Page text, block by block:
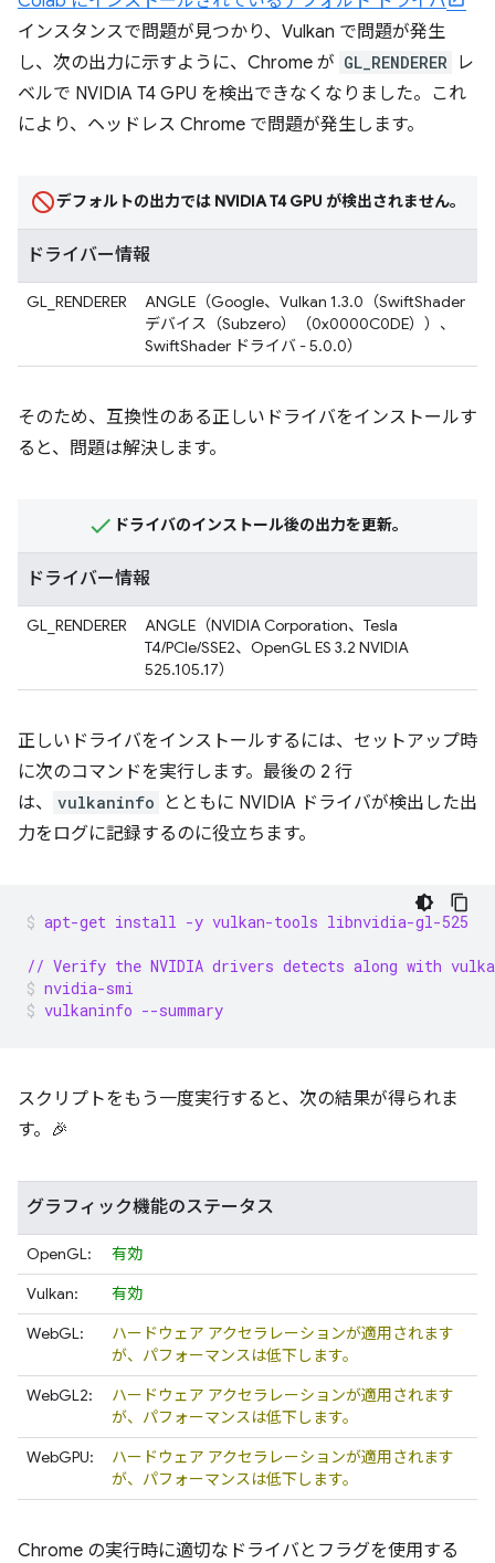
インスタンスで問題が見つかり、Vulkan で問題が発生
し、次の出力に示すように、Chrome が GL_RENDERER
レ
ベルで NVIDIA T4 GPU を検出できなくなりました。これ
により、ヘッドレス Chrome で問題が発生します。
デフォルトの出力では NVIDIA T4 GPU が検出されません。
ドライバー情報
GL_RENDERER
ANGLE（Google、Vulkan 1.3.0（SwiftShader
デバイス（Subzero）（0x0000C0DE））、
SwiftShader ドライバ - 5.0.0）
そのため、互換性のある正しいドライバをインストールす
ると、問題は解決します。
ドライバのインストール後の出力を更新。
ドライバー情報
GL_RENDERER
ANGLE（NVIDIA Corporation、Tesla
T4/PCIe/SSE2、OpenGL ES 3.2 NVIDIA
525.105.17）
正しいドライバをインストールするには、セットアップ時
に次のコマンドを実行します。最後の 2 行
は、
vulkaninfo
とともに NVIDIA ドライバが検出した出
力をログに記録するのに役立ちます。
apt-get install -y vulkan-tools libnvidia-gl-525
// Verify the NVIDIA drivers detects along with
nvidia-smi
vulkaninfo --summary
スクリプトをもう一度実行すると、次の結果が得られま
す。🎉
グラフィック機能のステータス
OpenGL:
有効
Vulkan:
有効
WebGL:
ハードウェア アクセラレーションが適用されます
が、パフォーマンスは低下します。
WebGL2:
ハードウェア アクセラレーションが適用されます
が、パフォーマンスは低下します。
WebGPU:
ハードウェア アクセラレーションが適用されます
が、パフォーマンスは低下します。
Chrome の実行時に適切なドライバとフラグを使用する